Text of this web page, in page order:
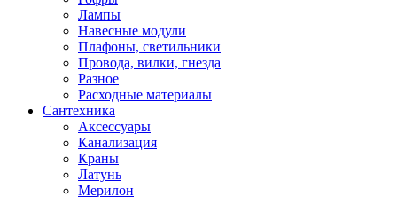
Лампы
Навесные модули
Плафоны, светильники
Провода, вилки, гнезда
Разное
Расходные материалы
Сантехника
Аксессуары
Канализация
Краны
Латунь
Мерилон